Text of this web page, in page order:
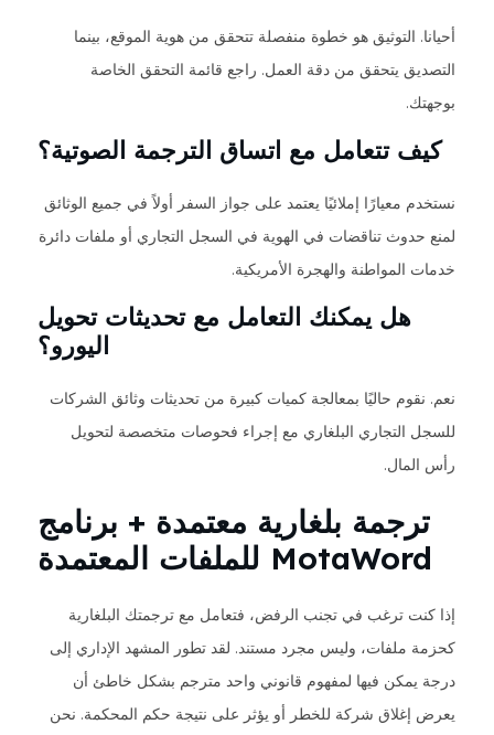
أحيانا. التوثيق هو خطوة منفصلة تتحقق من هوية الموقع، بينما
التصديق يتحقق من دقة العمل. راجع قائمة التحقق الخاصة
بوجهتك.
كيف تتعامل مع اتساق الترجمة الصوتية؟
نستخدم معيارًا إملائيًا يعتمد على جواز السفر أولاً في جميع الوثائق
لمنع حدوث تناقضات في الهوية في السجل التجاري أو ملفات دائرة
خدمات المواطنة والهجرة الأمريكية.
هل يمكنك التعامل مع تحديثات تحويل
اليورو؟
نعم. نقوم حاليًا بمعالجة كميات كبيرة من تحديثات وثائق الشركات
للسجل التجاري البلغاري مع إجراء فحوصات متخصصة لتحويل
رأس المال.
ترجمة بلغارية معتمدة + برنامج
MotaWord للملفات المعتمدة
إذا كنت ترغب في تجنب الرفض، فتعامل مع ترجمتك البلغارية
كحزمة ملفات، وليس مجرد مستند. لقد تطور المشهد الإداري إلى
درجة يمكن فيها لمفهوم قانوني واحد مترجم بشكل خاطئ أن
يعرض إغلاق شركة للخطر أو يؤثر على نتيجة حكم المحكمة. نحن